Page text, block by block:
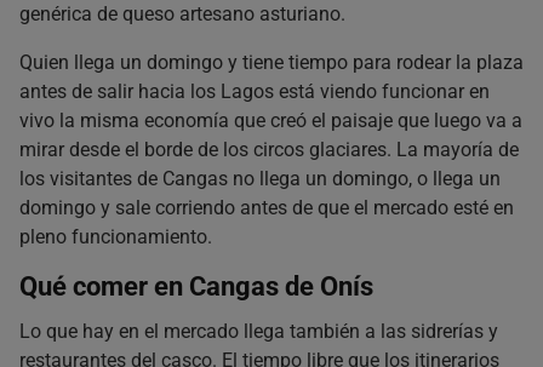
genérica de queso artesano asturiano.
Quien llega un domingo y tiene tiempo para rodear la plaza
antes de salir hacia los Lagos está viendo funcionar en
vivo la misma economía que creó el paisaje que luego va a
mirar desde el borde de los circos glaciares. La mayoría de
los visitantes de Cangas no llega un domingo, o llega un
domingo y sale corriendo antes de que el mercado esté en
pleno funcionamiento.
Qué comer en Cangas de Onís
Lo que hay en el mercado llega también a las sidrerías y
restaurantes del casco. El tiempo libre que los itinerarios